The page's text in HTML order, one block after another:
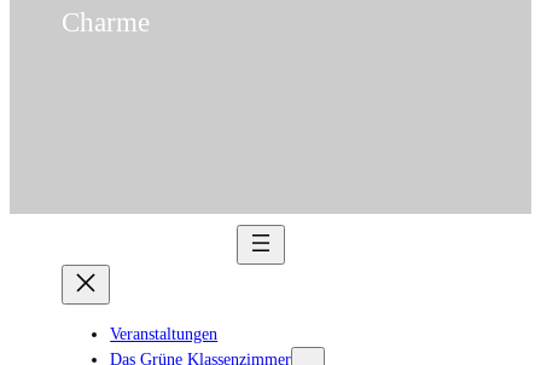
Charme
Veranstaltungen
Das Grüne Klassenzimmer